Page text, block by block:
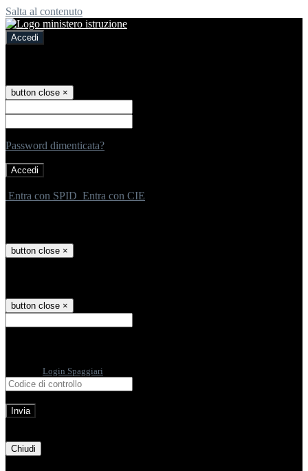
Salta al contenuto
Accedi
button close ×
Password dimenticata?
Entra con SPID Entra con CIE
button close ×
button close ×
Login Spaggiari
Chiudi